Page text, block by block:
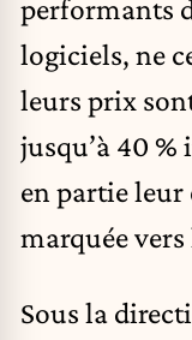
performants
logiciels, ne
leurs prix
jusqu’à 40
en partie leur
marquée vers
Sous la